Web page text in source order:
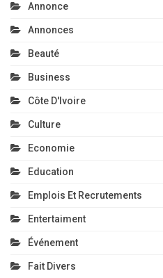
Annonce
Annonces
Beauté
Business
Côte D'Ivoire
Culture
Economie
Education
Emplois Et Recrutements
Entertaiment
Événement
Fait Divers